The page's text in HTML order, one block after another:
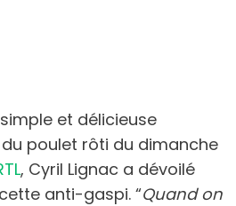
et délicieuse
du poulet rôti du dimanche
, Cyril Lignac a dévoilé
anti-gaspi. “Quand on